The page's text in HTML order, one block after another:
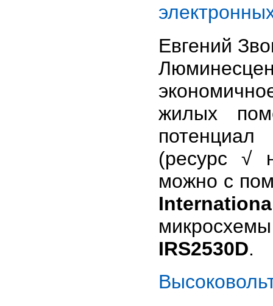
Евгений
жилых
(ресурс √
можно с
IRS2530D.